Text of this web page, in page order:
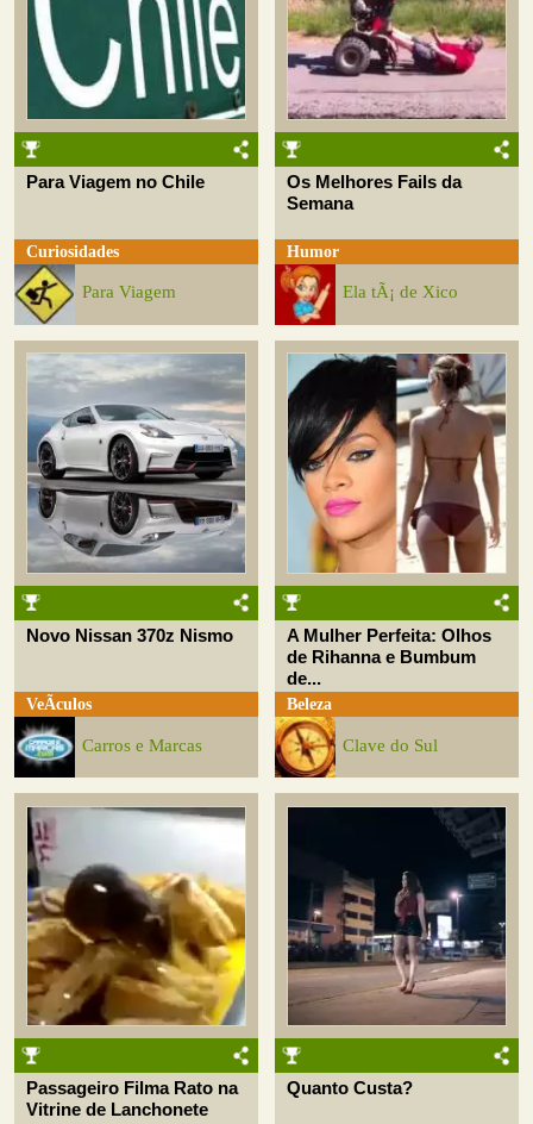
Para Viagem no Chile
Curiosidades
Para Viagem
Os Melhores Fails da
Semana
Humor
Ela tÃ¡ de Xico
Novo Nissan 370z Nismo
VeÃ­culos
Carros e Marcas
A Mulher Perfeita: Olhos
de Rihanna e Bumbum
de...
Beleza
Clave do Sul
Passageiro Filma Rato na
Vitrine de Lanchonete
Quanto Custa?